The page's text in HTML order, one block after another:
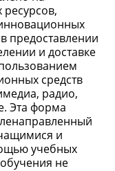
предоставлении
и доставке
средств
радио,
Эта форма
и
учебных
не